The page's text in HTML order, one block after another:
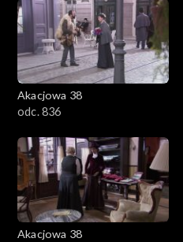
Akacjowa 38
odc. 836
Akacjowa 38